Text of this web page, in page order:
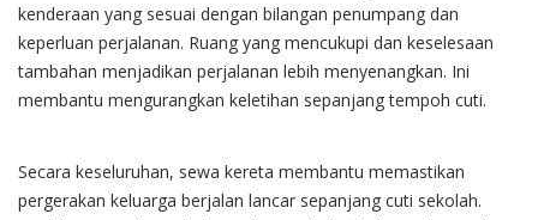
kenderaan yang sesuai dengan bilangan penumpang dan
keperluan perjalanan. Ruang yang mencukupi dan keselesaan
tambahan menjadikan perjalanan lebih menyenangkan. Ini
membantu mengurangkan keletihan sepanjang tempoh cuti.
Secara keseluruhan, sewa kereta membantu memastikan
pergerakan keluarga berjalan lancar sepanjang cuti sekolah.